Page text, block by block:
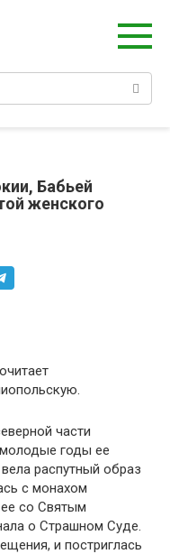
Бабьей
женского
части
годы ее
распутный образ
с монахом
со Святым
о Страшном Суде.
и постриглась